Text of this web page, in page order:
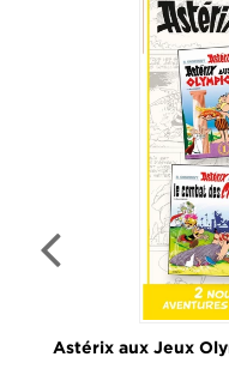
Astérix aux Jeux